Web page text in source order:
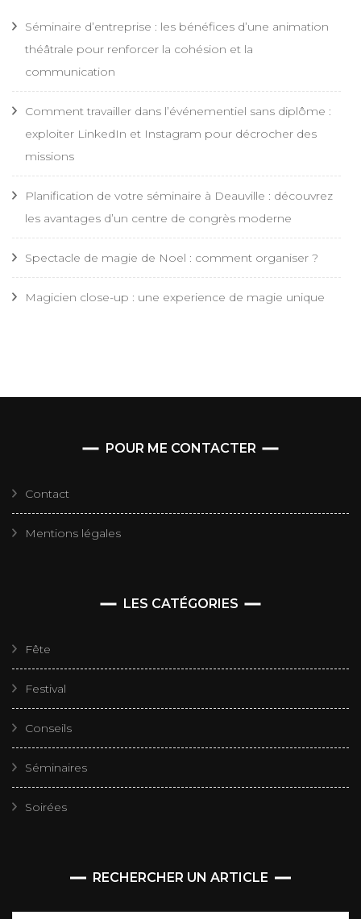
Séminaire d’entreprise : les bénéfices d’une animation
théâtrale pour renforcer la cohésion et la
communication
Comment travailler dans l’événementiel sans diplôme :
exploiter LinkedIn et Instagram pour décrocher des
missions
Planification de votre séminaire à Deauville : découvrez
les avantages d’un centre de congrès moderne
Spectacle de magie de Noel : comment organiser ?
Magicien close-up : une experience de magie unique
POUR ME CONTACTER
Contact
Mentions légales
LES CATÉGORIES
Fête
Festival
Conseils
Séminaires
Soirées
RECHERCHER UN ARTICLE